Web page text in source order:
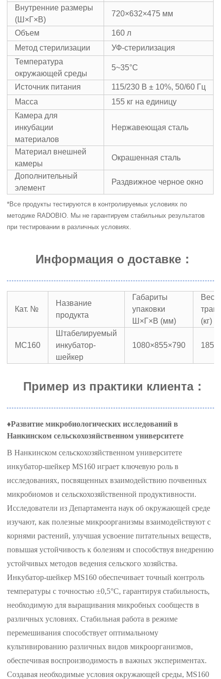
Внутренние размеры
(Ш×Г×В)
720×632×475 мм
Объем
160 л
Метод стерилизации
УФ-стерилизация
Температура
окружающей среды
5~35°C
Источник питания
115/230 В ± 10%, 50/60 Гц
Масса
155 кг на единицу
Камера для
инкубации
материалов
Нержавеющая сталь
Материал внешней
камеры
Окрашенная сталь
Дополнительный
элемент
Раздвижное черное окно
*Все продукты тестируются в контролируемых условиях по
методике RADOBIO. Мы не гарантируем стабильных результатов
при тестировании в различных условиях.
Информация о доставке ：
Кат. №
Название
продукта
Габариты
упаковки
Ш×Г×В (мм)
Вес
(кг)
МС160
Штабелируемый
инкубатор-
шейкер
1080×855×790 185
Пример из практики клиента：
♦Развитие микробиологических исследований в
Нанкинском сельскохозяйственном университете
В Нанкинском сельскохозяйственном университете
инкубатор-шейкер MS160 играет ключевую роль в
исследованиях, посвященных взаимодействию почвенных
микробиомов и сельскохозяйственной продуктивности.
Исследователи из Департамента наук об окружающей среде
изучают, как полезные микроорганизмы взаимодействуют с
корнями растений, улучшая усвоение питательных веществ,
повышая устойчивость к болезням и способствуя внедрению
устойчивых методов ведения сельского хозяйства.
Инкубатор-шейкер MS160 обеспечивает точный контроль
температуры с точностью ±0,5°C, гарантируя стабильность,
необходимую для выращивания микробных сообществ в
различных условиях. Стабильная работа в режиме
перемешивания способствует оптимальному
культивированию различных видов микроорганизмов,
обеспечивая воспроизводимость в важных экспериментах.
Создавая необходимые условия окружающей среды, MS160